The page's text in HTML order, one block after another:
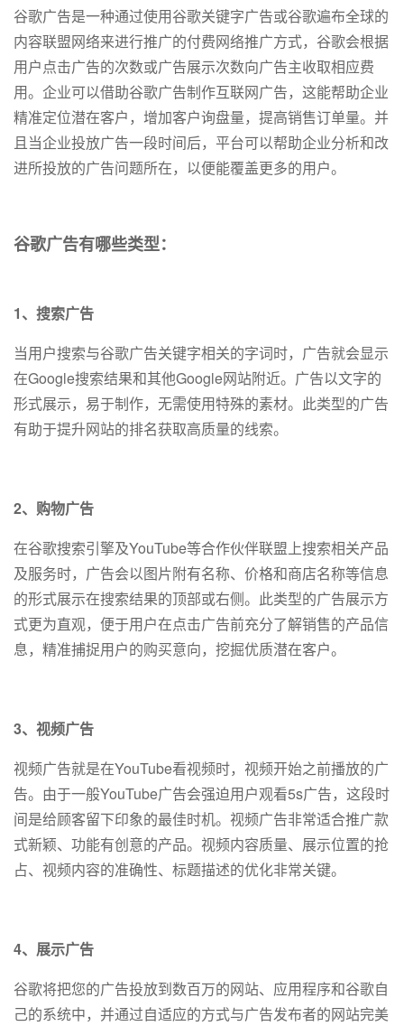
谷歌广告是一种通过使用谷歌关键字广告或谷歌遍布全球的
内容联盟网络来进行推广的付费网络推广方式，谷歌会根据
用户点击广告的次数或广告展示次数向广告主收取相应费
用。企业可以借助谷歌广告制作互联网广告，这能帮助企业
精准定位潜在客户，增加客户询盘量，提高销售订单量。并
且当企业投放广告一段时间后，平台可以帮助企业分析和改
进所投放的广告问题所在，以便能覆盖更多的用户。
谷歌广告有哪些类型：
1、搜索广告
当用户搜索与谷歌广告关键字相关的字词时，广告就会显示
在Google搜索结果和其他Google网站附近。广告以文字的
形式展示，易于制作，无需使用特殊的素材。此类型的广告
有助于提升网站的排名获取高质量的线索。
2、购物广告
在谷歌搜索引擎及YouTube等合作伙伴联盟上搜索相关产品
及服务时，广告会以图片附有名称、价格和商店名称等信息
的形式展示在搜索结果的顶部或右侧。此类型的广告展示方
式更为直观，便于用户在点击广告前充分了解销售的产品信
息，精准捕捉用户的购买意向，挖掘优质潜在客户。
3、视频广告
视频广告就是在YouTube看视频时，视频开始之前播放的广
告。由于一般YouTube广告会强迫用户观看5s广告，这段时
间是给顾客留下印象的最佳时机。视频广告非常适合推广款
式新颖、功能有创意的产品。视频内容质量、展示位置的抢
占、视频内容的准确性、标题描述的优化非常关键。
4、展示广告
谷歌将把您的广告投放到数百万的网站、应用程序和谷歌自
己的系统中，并通过自适应的方式与广告发布者的网站完美